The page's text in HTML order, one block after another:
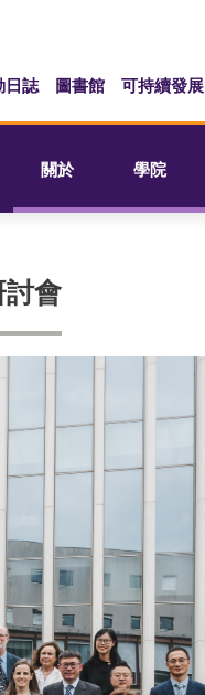
日誌 圖書館 可持續發展
關於 學院
會